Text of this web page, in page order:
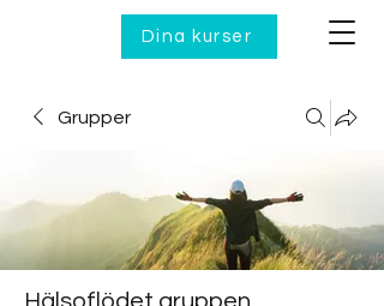
Dina kurser
Grupper
Hälsoflödet gruppen